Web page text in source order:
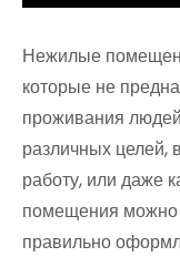
Нежилые
которые не
проживания
различных
работу, или даже
помещения можно
правильно